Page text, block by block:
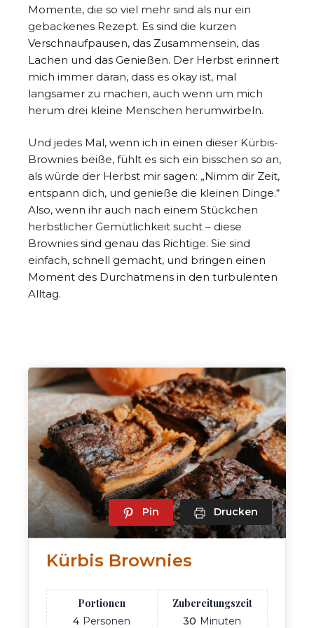
Momente, die so viel mehr sind als nur ein
gebackenes Rezept. Es sind die kurzen
Verschnaufpausen, das Zusammensein, das
Lachen und das Genießen. Der Herbst erinnert
mich immer daran, dass es okay ist, mal
langsamer zu machen, auch wenn um mich
herum drei kleine Menschen herumwirbeln.
Und jedes Mal, wenn ich in einen dieser Kürbis-
Brownies beiße, fühlt es sich ein bisschen so an,
als würde der Herbst mir sagen: „Nimm dir Zeit,
entspann dich, und genieße die kleinen Dinge.“
Also, wenn ihr auch nach einem Stückchen
herbstlicher Gemütlichkeit sucht – diese
Brownies sind genau das Richtige. Sie sind
einfach, schnell gemacht, und bringen einen
Moment des Durchatmens in den turbulenten
Alltag.
Pin Drucken
Kürbis Brownies
Portionen
4 Personen
Zubereitungszeit
30 Minuten